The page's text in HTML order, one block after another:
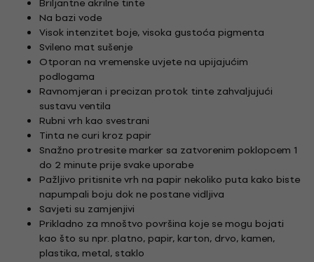
Na bazi vode
Visok intenzitet boje, visoka gustoća pigmenta
Svileno mat sušenje
Otporan na vremenske uvjete na upijajućim
podlogama
Ravnomjeran i precizan protok tinte zahvaljujući
sustavu ventila
Rubni vrh kao svestrani
Tinta ne curi kroz papir
Snažno protresite marker sa zatvorenim poklopcem 1
do 2 minute prije svake uporabe
Pažljivo pritisnite vrh na papir nekoliko puta kako biste
napumpali boju dok ne postane vidljiva
Savjeti su zamjenjivi
Prikladno za mnoštvo površina koje se mogu bojati
kao što su npr. platno, papir, karton, drvo, kamen,
plastika, metal, staklo